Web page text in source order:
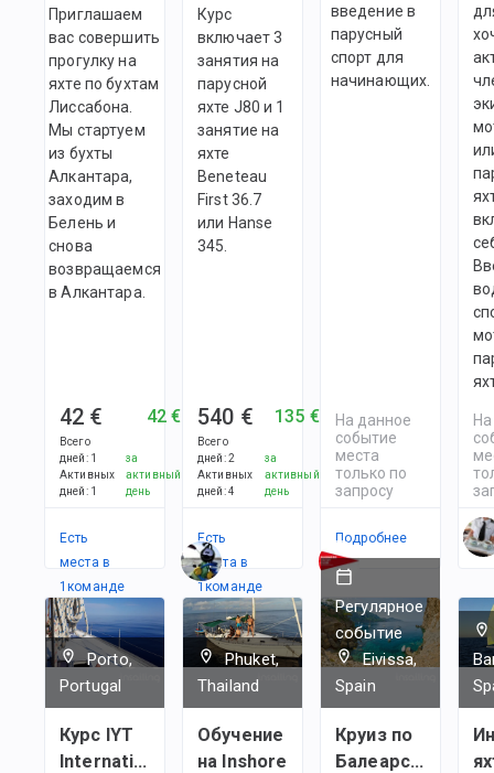
Приглашаем
вас совершить
прогулку на
яхте по бухтам
Лиссабона.
Мы стартуем
из бухты
Алкантара,
заходим в
Белень и
снова
возвращаемся
в Алкантара.
42 €
Всего
дней: 1
Активных
дней: 1
42 €
за
активный
день
Есть
места в
1командe
Курс
включает 3
занятия на
парусной
яхте J80 и 1
занятие на
яхте
Beneteau
First 36.7
или Hanse
345.
540 €
Всего
дней:2
Активных
дней:4
135 €
за
активный
день
Есть
места в
1командe
введение в
парусный
спорт для
начинающих.
На данное
событие
места
только по
запросу
Подробнее
Porto,
Portugal
Курс IYT
International
Phuket,
Thailand
Обучение
на Inshore
Регулярное
событие
Eivissa,
Spain
Круиз по
Балеарским